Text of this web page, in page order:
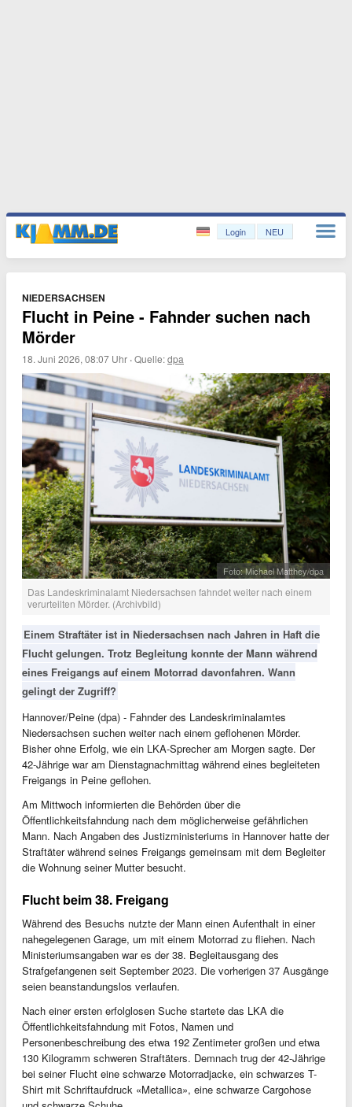
Login NEU
NIEDERSACHSEN
Flucht in Peine - Fahnder suchen nach
Mörder
18. Juni 2026, 08:07 Uhr ·Quelle:dpa
Foto: Michael Matthey/dpa
Das Landeskriminalamt Niedersachsen fahndet weiter nach einem
verurteilten Mörder. (Archivbild)
Einem Straftäter ist in Niedersachsen nach Jahren in Haft die
Flucht gelungen. Trotz Begleitung konnte der Mann während
eines Freigangs auf einem Motorrad davonfahren. Wann
gelingt der Zugriff?
Hannover/Peine (dpa) - Fahnder des Landeskriminalamtes
Niedersachsen suchen weiter nach einem geflohenen Mörder.
Bisher ohne Erfolg, wie ein LKA-Sprecher am Morgen sagte. Der
42-Jährige war am Dienstagnachmittag während eines begleiteten
Freigangs in Peine geflohen.
Am Mittwoch informierten die Behörden über die
Öffentlichkeitsfahndung nach dem möglicherweise gefährlichen
Mann. Nach Angaben des Justizministeriums in Hannover hatte der
Straftäter während seines Freigangs gemeinsam mit dem Begleiter
die Wohnung seiner Mutter besucht.
Flucht beim 38. Freigang
Während des Besuchs nutzte der Mann einen Aufenthalt in einer
nahegelegenen Garage, um mit einem Motorrad zu fliehen. Nach
Ministeriumsangaben war es der 38. Begleitausgang des
Strafgefangenen seit September 2023. Die vorherigen 37 Ausgänge
seien beanstandungslos verlaufen.
Nach einer ersten erfolglosen Suche startete das LKA die
Öffentlichkeitsfahndung mit Fotos, Namen und
Personenbeschreibung des etwa 192 Zentimeter großen und etwa
130 Kilogramm schweren Straftäters. Demnach trug der 42-Jährige
bei seiner Flucht eine schwarze Motorradjacke, ein schwarzes T-
Shirt mit Schriftaufdruck «Metallica», eine schwarze Cargohose